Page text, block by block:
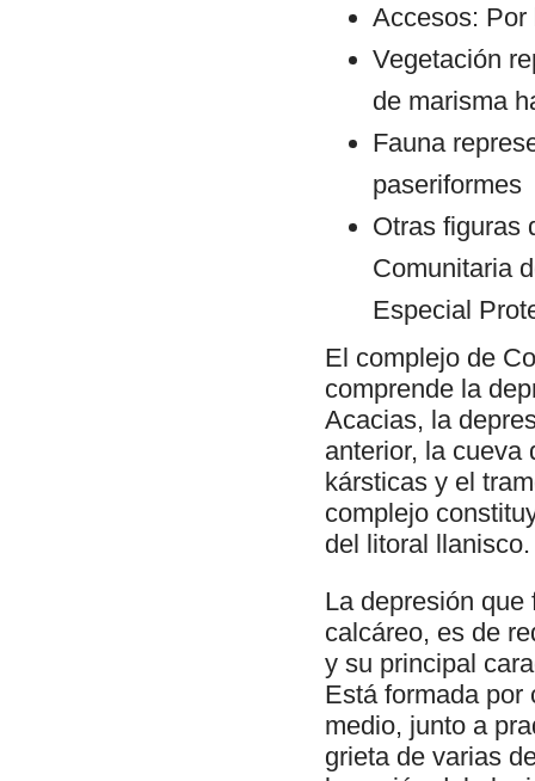
Accesos: Por
Vegetación
de marisma
Fauna
paseriformes
Otras figuras
Comunitaria
Especial
El complejo de
comprende la
Acacias, la
anterior, la cueva
kársticas y el
complejo
del litoral llanisco.
La depresión
calcáreo, es de
y su principal
Está formada por
medio, junto a
grieta de varias